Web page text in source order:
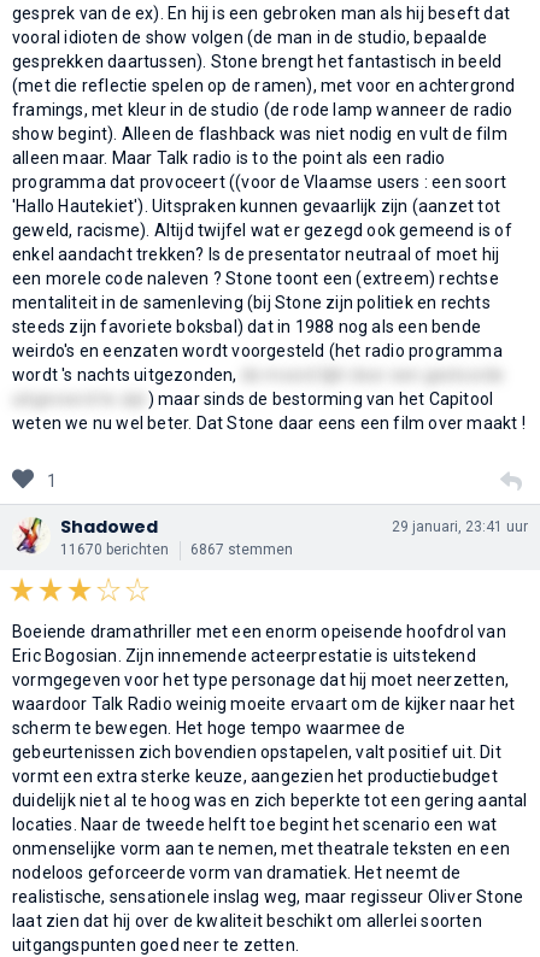
gesprek van de ex). En hij is een gebroken man als hij beseft dat
vooral idioten de show volgen (de man in de studio, bepaalde
gesprekken daartussen). Stone brengt het fantastisch in beeld
(met die reflectie spelen op de ramen), met voor en achtergrond
framings, met kleur in de studio (de rode lamp wanneer de radio
show begint). Alleen de flashback was niet nodig en vult de film
alleen maar. Maar Talk radio is to the point als een radio
programma dat provoceert ((voor de Vlaamse users : een soort
'Hallo Hautekiet'). Uitspraken kunnen gevaarlijk zijn (aanzet tot
geweld, racisme). Altijd twijfel wat er gezegd ook gemeend is of
enkel aandacht trekken? Is de presentator neutraal of moet hij
een morele code naleven ? Stone toont een (extreem) rechtse
mentaliteit in de samenleving (bij Stone zijn politiek en rechts
steeds zijn favoriete boksbal) dat in 1988 nog als een bende
weirdo's en eenzaten wordt voorgesteld (het radio programma
wordt 's nachts uitgezonden,
) maar sinds de bestorming van het Capitool
weten we nu wel beter. Dat Stone daar eens een film over maakt !
1
Shadowed
11670 berichten 6867 stemmen
29 januari, 23:41 uur
Boeiende dramathriller met een enorm opeisende hoofdrol van
Eric Bogosian. Zijn innemende acteerprestatie is uitstekend
vormgegeven voor het type personage dat hij moet neerzetten,
waardoor Talk Radio weinig moeite ervaart om de kijker naar het
scherm te bewegen. Het hoge tempo waarmee de
gebeurtenissen zich bovendien opstapelen, valt positief uit. Dit
vormt een extra sterke keuze, aangezien het productiebudget
duidelijk niet al te hoog was en zich beperkte tot een gering aantal
locaties. Naar de tweede helft toe begint het scenario een wat
onmenselijke vorm aan te nemen, met theatrale teksten en een
nodeloos geforceerde vorm van dramatiek. Het neemt de
realistische, sensationele inslag weg, maar regisseur Oliver Stone
laat zien dat hij over de kwaliteit beschikt om allerlei soorten
uitgangspunten goed neer te zetten.